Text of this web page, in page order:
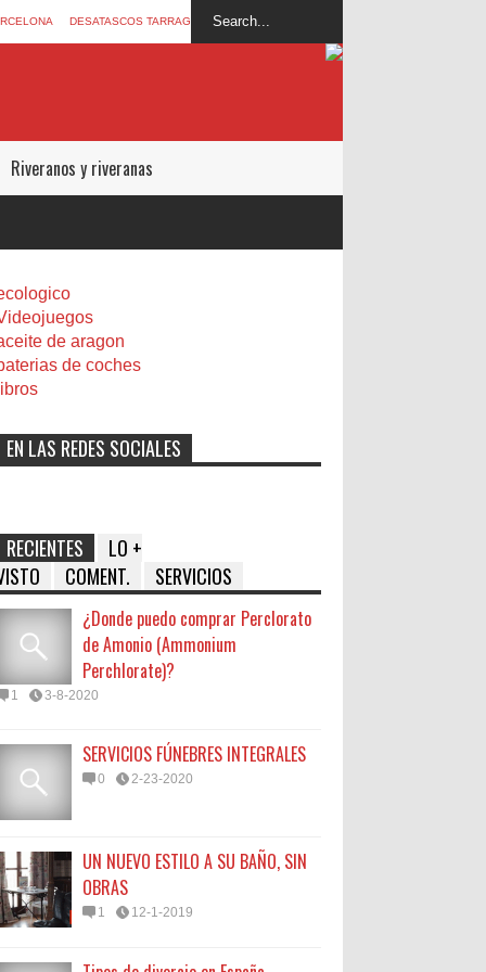
DESATASCOS TARRAGONA
Riveranos y riveranas
de aragon
de coches
libros
EN LAS REDES SOCIALES
RECIENTES
LO +
COMENT. SERVICIOS
¿Donde puedo comprar Perclorato
de Amonio (Ammonium
Perchlorate)?
1 3-8-2020
SERVICIOS FÚNEBRES INTEGRALES
0 2-23-2020
UN NUEVO ESTILO A SU BAÑO, SIN
OBRAS
1 12-1-2019